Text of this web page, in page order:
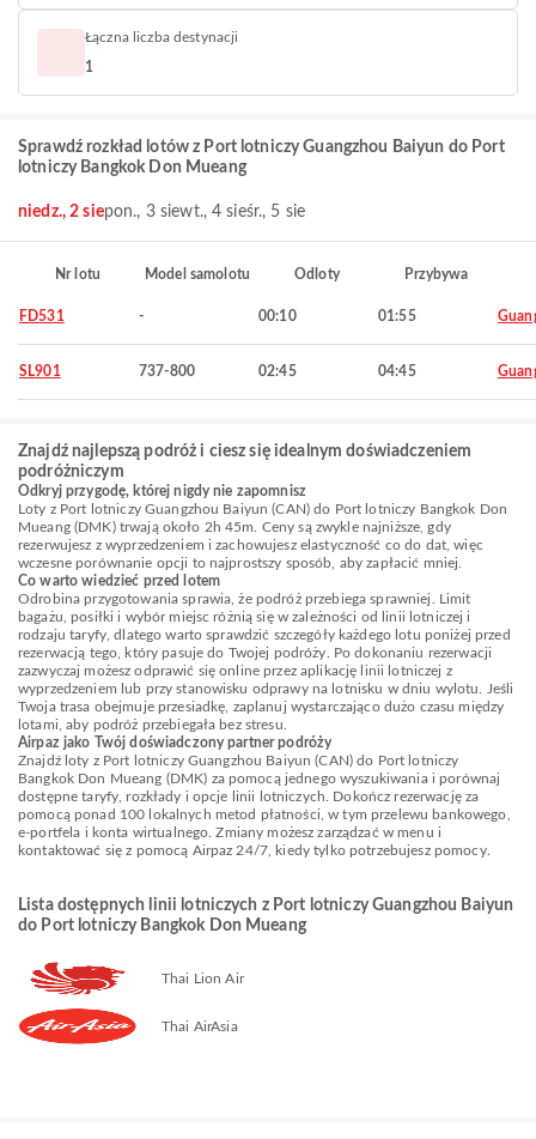
Łączna liczba destynacji
1
Sprawdź rozkład lotów z Port lotniczy Guangzhou Baiyun do Port
lotniczy Bangkok Don Mueang
niedz., 2 siepon., 3 siewt., 4 sieśr., 5 sie
Nr lotu Model samolotu Odloty Przybywa
FD531 - 00:10 01:55
SL901 737-800 02:45 04:45
Znajdź najlepszą podróż i ciesz się idealnym doświadczeniem
podróżniczym
Odkryj przygodę, której nigdy nie zapomnisz
Loty z Port lotniczy Guangzhou Baiyun (CAN) do Port lotniczy Bangkok Don
Mueang (DMK) trwają około 2h 45m. Ceny są zwykle najniższe, gdy
rezerwujesz z wyprzedzeniem i zachowujesz elastyczność co do dat, więc
wczesne porównanie opcji to najprostszy sposób, aby zapłacić mniej.
Co warto wiedzieć przed lotem
Odrobina przygotowania sprawia, że podróż przebiega sprawniej. Limit
bagażu, posiłki i wybór miejsc różnią się w zależności od linii lotniczej i
rodzaju taryfy, dlatego warto sprawdzić szczegóły każdego lotu poniżej przed
rezerwacją tego, który pasuje do Twojej podróży. Po dokonaniu rezerwacji
zazwyczaj możesz odprawić się online przez aplikację linii lotniczej z
wyprzedzeniem lub przy stanowisku odprawy na lotnisku w dniu wylotu. Jeśli
Twoja trasa obejmuje przesiadkę, zaplanuj wystarczająco dużo czasu między
lotami, aby podróż przebiegała bez stresu.
Airpaz jako Twój doświadczony partner podróży
Znajdź loty z Port lotniczy Guangzhou Baiyun (CAN) do Port lotniczy
Bangkok Don Mueang (DMK) za pomocą jednego wyszukiwania i porównaj
dostępne taryfy, rozkłady i opcje linii lotniczych. Dokończ rezerwację za
pomocą ponad 100 lokalnych metod płatności, w tym przelewu bankowego,
e-portfela i konta wirtualnego. Zmiany możesz zarządzać w menu i
kontaktować się z pomocą Airpaz 24/7, kiedy tylko potrzebujesz pomocy.
Lista dostępnych linii lotniczych z Port lotniczy Guangzhou Baiyun
do Port lotniczy Bangkok Don Mueang
Thai Lion Air
Thai AirAsia